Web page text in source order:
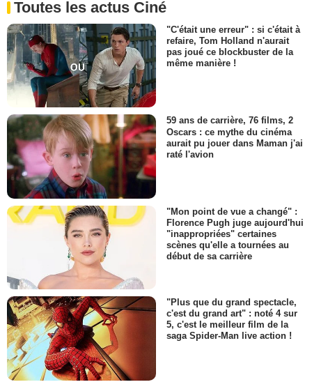
Toutes les actus Ciné
"C'était une erreur" : si c'était à
refaire, Tom Holland n'aurait
pas joué ce blockbuster de la
même manière !
59 ans de carrière, 76 films, 2
Oscars : ce mythe du cinéma
aurait pu jouer dans Maman j'ai
raté l'avion
"Mon point de vue a changé" :
Florence Pugh juge aujourd'hui
"inappropriées" certaines
scènes qu'elle a tournées au
début de sa carrière
"Plus que du grand spectacle,
c'est du grand art" : noté 4 sur
5, c'est le meilleur film de la
saga Spider-Man live action !